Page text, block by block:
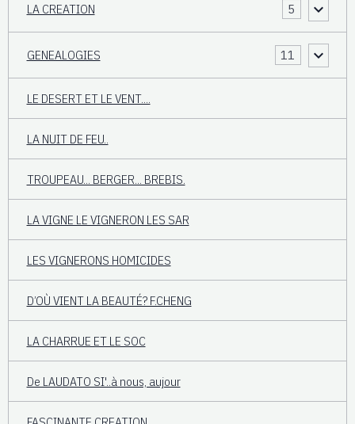
LA CREATION 5
GENEALOGIES 11
LE DESERT ET LE VENT....
LA NUIT DE FEU..
TROUPEAU... BERGER... BREBIS.
LA VIGNE LE VIGNERON LES SAR
LES VIGNERONS HOMICIDES
D’OÙ VIENT LA BEAUTÉ? F.CHENG
LA CHARRUE ET LE SOC
De LAUDATO SI'..à nous, aujour